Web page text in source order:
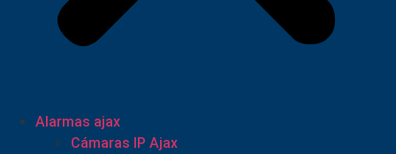
Alarmas ajax
Cámaras IP Ajax